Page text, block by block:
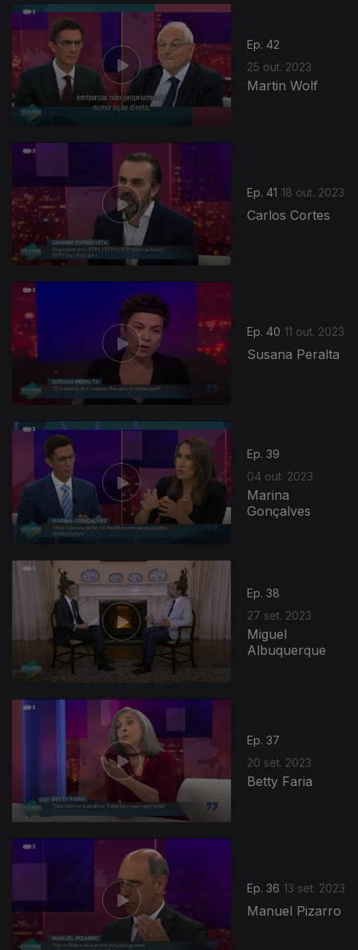
Ep. 42
25 out. 2023
Martin Wolf
Ep. 41 18 out. 2023
Carlos Cortes
722548
Ep. 40 11 out. 2023
Susana Peralta
Ep. 39
04 out. 2023
Marina
Gonçalves
Ep. 38
27 set. 2023
Miguel
Albuquerque
Ep. 37
20 set. 2023
Betty Faria
Ep. 36 13 set. 2023
Manuel Pizarro